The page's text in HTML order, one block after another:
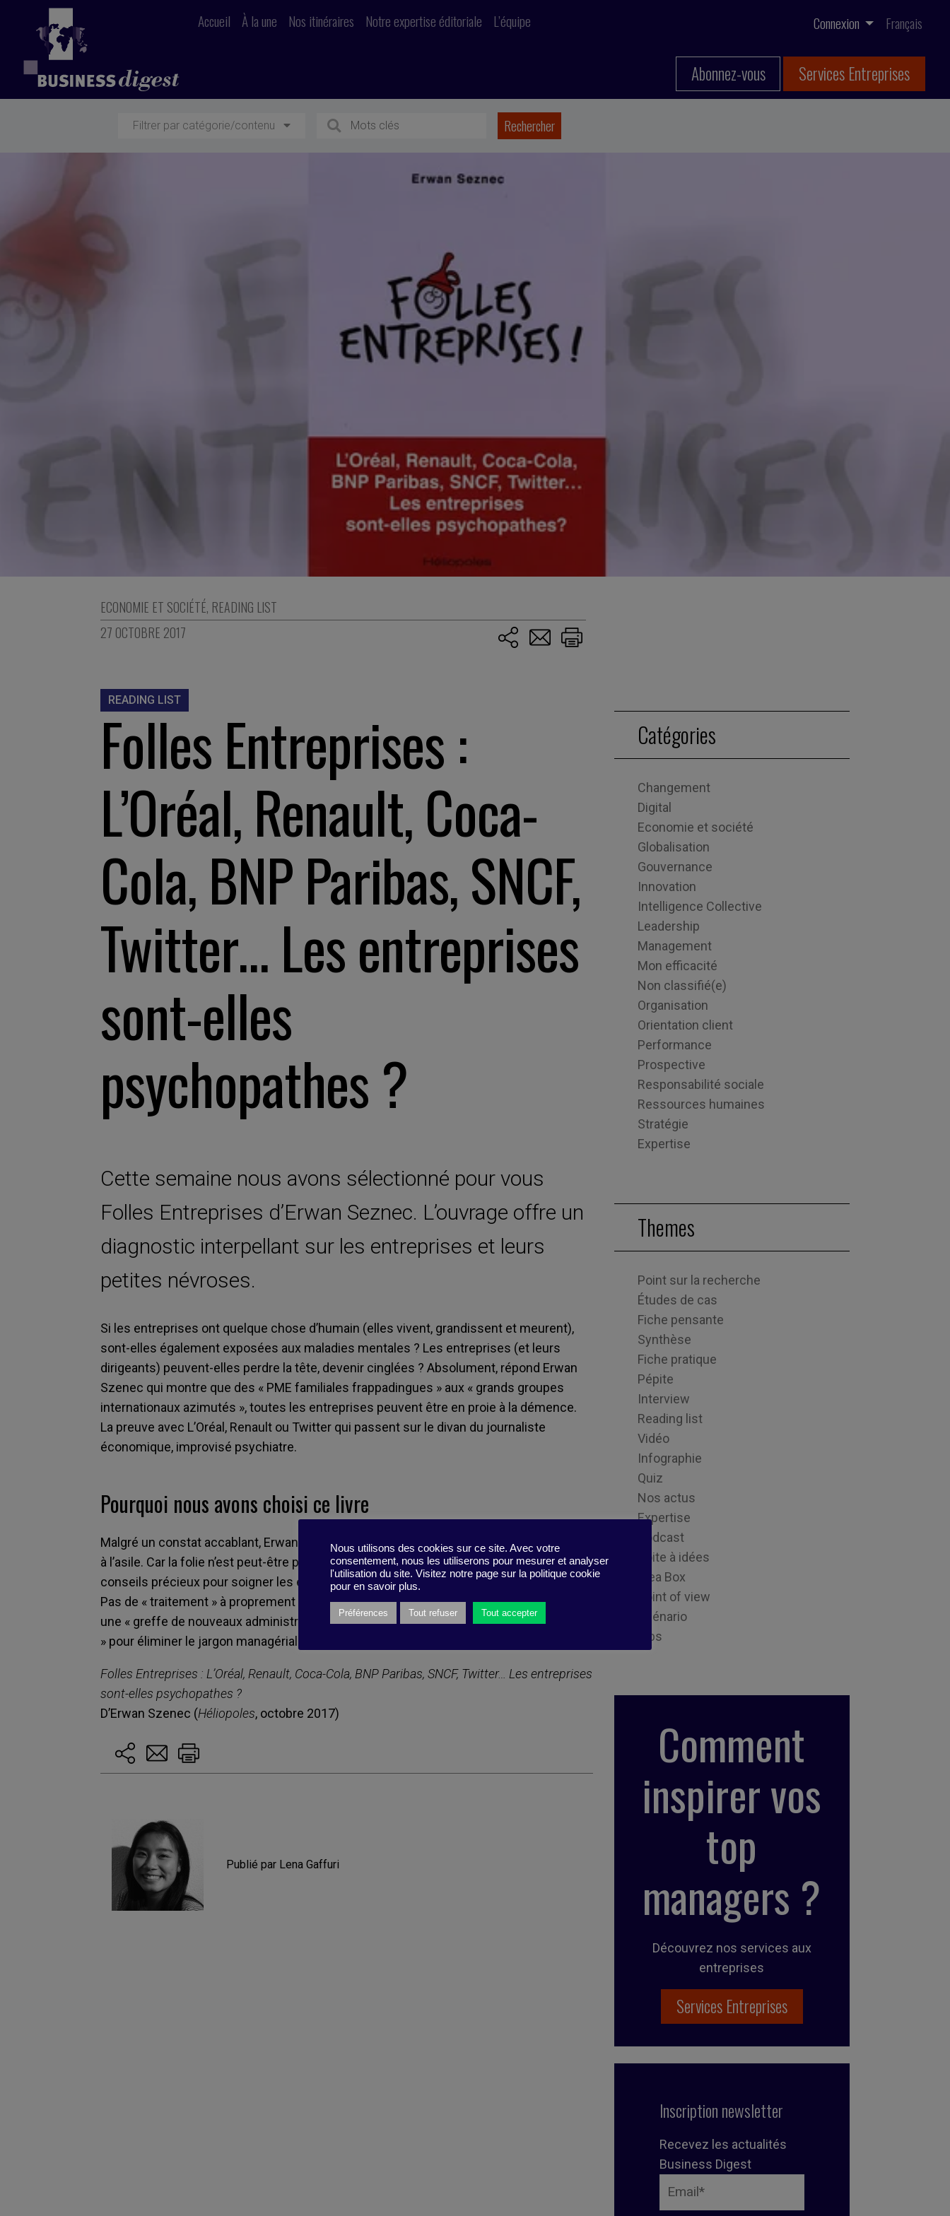
Accueil À la une Nos itinéraires Notre expertise éditoriale L’équipe Connexion Français
Abonnez-vous Services Entreprises
Filtrer par catégorie/contenu
ECONOMIE ET SOCIÉTÉ, READING LIST
27 OCTOBRE 2017
READING LIST
Folles Entreprises :
L’Oréal, Renault, Coca-
Cola, BNP Paribas, SNCF,
Twitter… Les entreprises
sont-elles
psychopathes ?
Cette semaine nous avons sélectionné pour vous
Folles Entreprises d’Erwan Seznec. L’ouvrage offre un
diagnostic interpellant sur les entreprises et leurs
petites névroses.
Si les entreprises ont quelque chose d’humain (elles vivent, grandissent et meurent),
sont-elles également exposées aux maladies mentales ? Les entreprises (et leurs
dirigeants) peuvent-elles perdre la tête, devenir cinglées ? Absolument, répond Erwan
Szenec qui montre que des « PME familiales frappadingues » aux « grands groupes
internationaux azimutés », toutes les entreprises peuvent être en proie à la démence.
La preuve avec L’Oréal, Renault ou Twitter qui passent sur le divan du journaliste
économique, improvisé psychiatre.
Pourquoi nous avons choisi ce livre
Malgré un constat accablant, Erwan Szenec ne condamne pas (encore) les entreprises
à l’asile. Car la folie n’est peut-être pas définitive. L’auteur fournit même quelques
conseils précieux pour soigner les entreprises atteintes de troubles psychiatriques.
Pas de « traitement » à proprement parler mais quelques pistes thérapeutiques comme
une « greffe de nouveaux administrateurs », ou bien des « cours de français niveau CE1
» pour éliminer le jargon managérial. A lire !
Folles Entreprises : L’Oréal, Renault, Coca-Cola, BNP Paribas, SNCF, Twitter… Les entreprises
sont-elles psychopathes ?
D’Erwan Szenec (Héliopoles, octobre 2017)
Publié par Lena Gaffuri
Catégories
Changement
Digital
Economie et société
Globalisation
Gouvernance
Innovation
Intelligence Collective
Leadership
Management
Mon efficacité
Non classifié(e)
Organisation
Orientation client
Performance
Prospective
Responsabilité sociale
Ressources humaines
Stratégie
Expertise
Themes
Point sur la recherche
Études de cas
Fiche pensante
Synthèse
Fiche pratique
Pépite
Interview
Reading list
Vidéo
Infographie
Quiz
Nos actus
Expertise
Podcast
Boite à idées
Idea Box
Point of view
Scénario
Tips
Comment
inspirer vos
top
managers ?
Découvrez nos services aux
entreprises
Services Entreprises
Inscription newsletter
Recevez les actualités
Business Digest
Nous utilisons des cookies sur ce site. Avec votre
consentement, nous les utiliserons pour mesurer et analyser
l'utilisation du site. Visitez notre page sur la politique cookie
pour en savoir plus.
Préférences Tout refuser Tout accepter